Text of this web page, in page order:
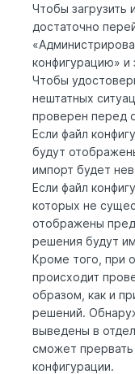
Чтобы загрузить
достаточно
конфигурацию» и
Чтобы
нештатных
проверен перед
Если файл
будут
импорт будет
Если файл
которых не
отображены
решения будут
Кроме того, при
происходит
образом, как и
решений.
выведены в
сможет
конфигурации.